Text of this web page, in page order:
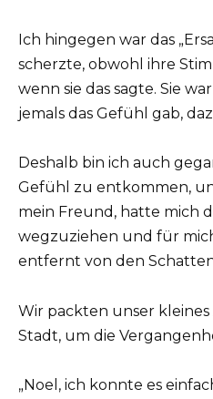
Ich hingegen war das
scherzte, obwohl ihre
wenn sie das sagte. Sie
jemals das Gefühl gab,
Deshalb bin ich auch
Gefühl zu entkommen,
mein Freund, hatte mich
wegzuziehen und für
entfernt von den
Wir packten unser
Stadt, um die
„Noel, ich konnte es